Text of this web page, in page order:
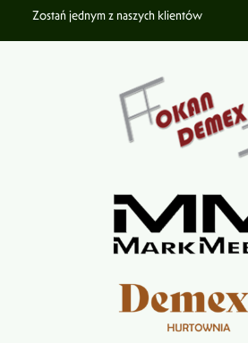
Zostań jednym z naszych klientów